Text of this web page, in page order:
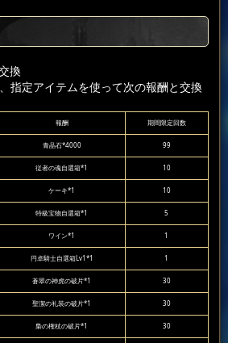
換
指定アイテムを使って次の報酬と交換
報酬 期間限定回数
青晶石*4000 99
従者の魂自選箱*1 10
ケーキ*1 10
特級宝物自選箱*1 5
ワイン*1 1
円卓騎士自選箱Lv1*1 1
蒼翠の神虎の破片*1 30
聖潔の礼装の破片*1 30
梟の権杖の破片*1 30